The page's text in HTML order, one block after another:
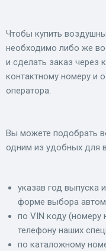
Чтобы купить
необходимо либо же
и сделать заказ через
контактному номеру и
оператора.
Вы можете подобрать
одним из удобных для
указав год выпуска
форме выбора
по VIN коду (номеру
телефону наших
по каталожному